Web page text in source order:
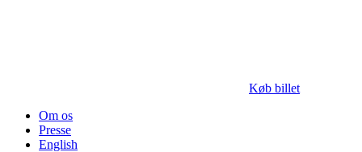
Køb billet
Om os
Presse
English